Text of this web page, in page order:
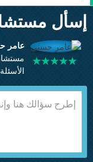
إسأل
عامر
الأسئلة المجابة